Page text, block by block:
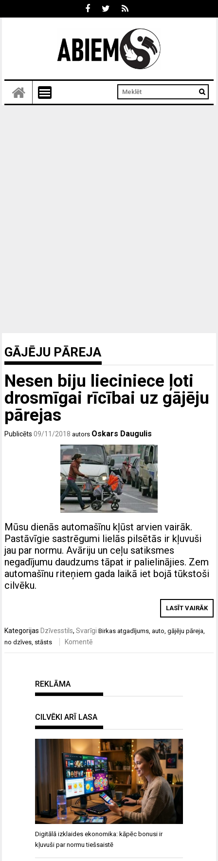
GĀJĒJU PĀREJA
Nesen biju lieciniece ļoti
drosmīgai rīcībai uz gājēju
pārejas
Publicēts09/11/2018 autors Oskars Daugulis
Mūsu dienās automašīnu kļūst arvien vairāk.
Pastāvīgie sastrēgumi lielās pilsētās ir kļuvuši
jau par normu. Avāriju un ceļu satiksmes
negadījumu daudzums tāpat ir palielinājies. Zem
automašīnu riteņiem gada laikā iet bojā tūkstoši
cilvēku.
LASĪT VAIRĀK
Kategorijas Dzīvesstils,Svarīgi Birkasatgadījums,auto,gājēju pāreja,
no dzīves, stāsts Komentē
REKLĀMA
CILVĒKI ARĪ LASA
Digitālā izklaides ekonomika: kāpēc bonusi ir
kļuvuši par normu tiešsaistē